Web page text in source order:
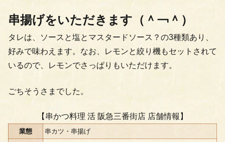
串揚げをいただきます（＾￢＾）
タレは、ソースと塩とマスタードソース？の3種類あり、
好みで味わえます。なお、レモンと絞り機もセットされて
いるので、レモンでさっぱりもいただけます。
ごちそうさまでした。
【串かつ料理 活 阪急三番街店 店舗情報】
業態 串カツ・串揚げ